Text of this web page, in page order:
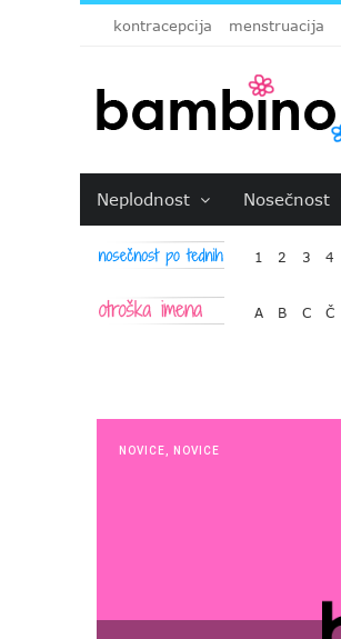
kontracepcija menstruacija
Neplodnost Nosečnost
1 2 3 4
A B C Č
NOVICE NOVICE